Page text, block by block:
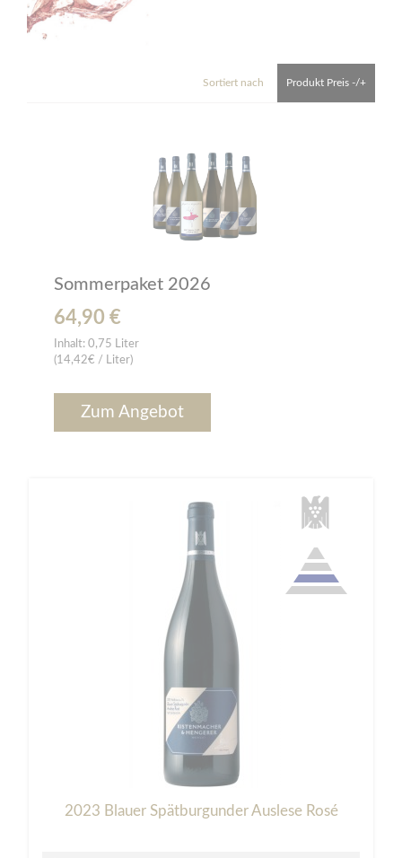
Sortiert nach Produkt Preis -/+
Sommerpaket 2026
64,90 €
Inhalt: 0,75 Liter
(14,42€ / Liter)
Zum Angebot
2023 Blauer Spätburgunder Auslese Rosé